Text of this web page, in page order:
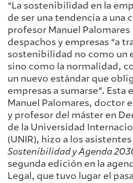
“La sostenibilidad en la
de ser una tendencia a una
profesor Manuel
despachos y empresas “a
sostenibilidad no como un
sino como la normalidad,
un nuevo estándar que
empresas a sumarse”. Esta
Manuel Palomares, doctor
y profesor del máster en
de la Universidad
(UNIR), hizo a los
Sostenibilidad y Agenda
segunda edición en la
Legal, que tuvo lugar el